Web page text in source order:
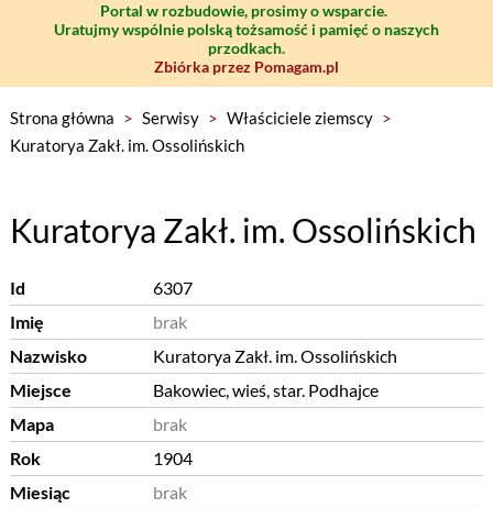
Portal w rozbudowie, prosimy o wsparcie.
Uratujmy wspólnie polską tożsamość i pamięć o naszych
przodkach.
Zbiórka przez Pomagam.pl
Strona główna > Serwisy > Właściciele ziemscy >
Kuratorya Zakł. im. Ossolińskich
Kuratorya Zakł. im. Ossolińskich
Id
6307
Imię
brak
Nazwisko
Kuratorya Zakł. im. Ossolińskich
Miejsce
Bakowiec, wieś, star. Podhajce
Mapa
brak
Rok
1904
Miesiąc
brak